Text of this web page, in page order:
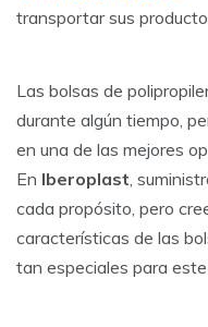
transportar sus
Las bolsas de
durante algún tiempo,
en una de las mejores
En Iberoplast ,
cada propósito, pero
características de las
tan especiales para